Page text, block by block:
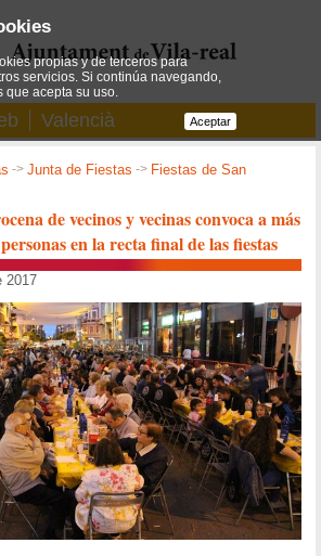
Valencià
->Junta de Fiestas -> Fiestas de San
de vecinos y vecinas convoca a más
en la recta final de las fiestas
2017
propias y de terceros para
servicios. Si continúa navegando,
que acepta su uso.
Aceptar